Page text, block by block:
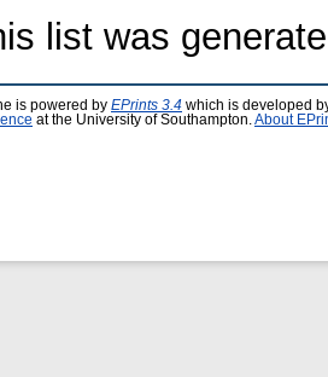
list was
is powered by EPrints 3.4 which is developed
at the University of Southampton. About